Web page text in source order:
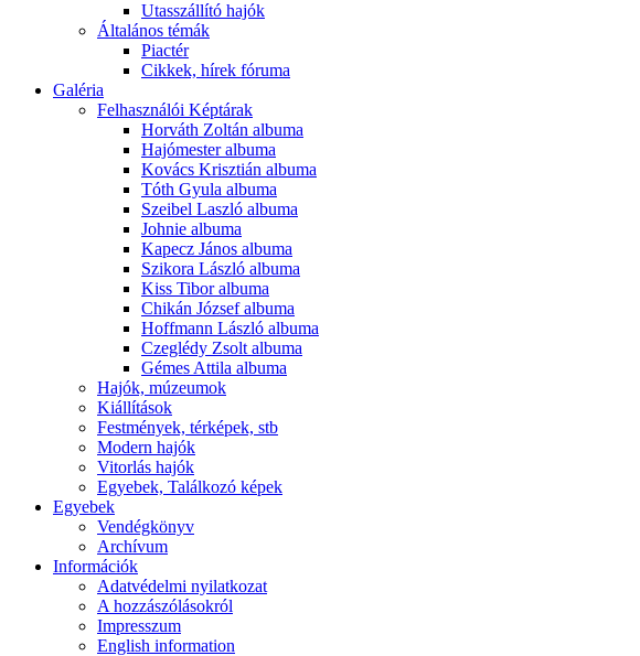
Utasszállító hajók
Általános témák
Piactér
Cikkek, hírek fóruma
Galéria
Felhasználói Képtárak
Horváth Zoltán albuma
Hajómester albuma
Kovács Krisztián albuma
Tóth Gyula albuma
Szeibel Laszló albuma
Johnie albuma
Kapecz János albuma
Szikora László albuma
Kiss Tibor albuma
Chikán József albuma
Hoffmann László albuma
Czeglédy Zsolt albuma
Gémes Attila albuma
Hajók, múzeumok
Kiállítások
Festmények, térképek, stb
Modern hajók
Vitorlás hajók
Egyebek, Találkozó képek
Egyebek
Vendégkönyv
Archívum
Információk
Adatvédelmi nyilatkozat
A hozzászólásokról
Impresszum
English information